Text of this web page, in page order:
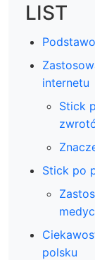
LIST
internetu
Stick
Stick po
polsku